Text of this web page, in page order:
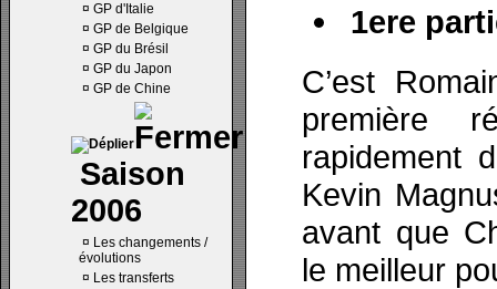
¤ GP d'Italie
¤ GP de Belgique
¤ GP du Brésil
¤ GP du Japon
¤ GP de Chine
Saison
2006
¤ Les changements /
évolutions
¤ Les transferts
1ere
C’est
première
rapidement
Kevin
avant que
le meilleur